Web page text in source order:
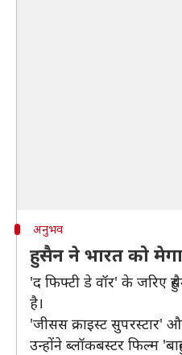
अनुभव
हुसैन ने भारत को
'द फिफ्टी डे वॉर' के जरिए
है।
'जीसस क्राइस्ट सुपरस्टार'
उन्होंने ब्लॉकबस्टर फिल्म